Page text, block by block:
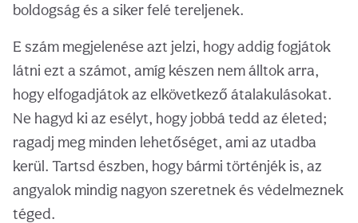
boldogság és a siker felé tereljenek.
E szám megjelenése azt jelzi, hogy addig fogjátok
látni ezt a számot, amíg készen nem álltok arra,
hogy elfogadjátok az elkövetkező átalakulásokat.
Ne hagyd ki az esélyt, hogy jobbá tedd az életed;
ragadj meg minden lehetőséget, ami az utadba
kerül. Tartsd észben, hogy bármi történjék is, az
angyalok mindig nagyon szeretnek és védelmeznek
téged.